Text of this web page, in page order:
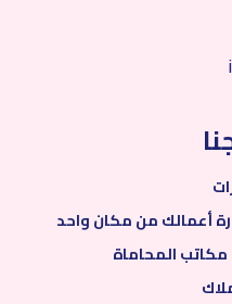
مكاتب المحاماة